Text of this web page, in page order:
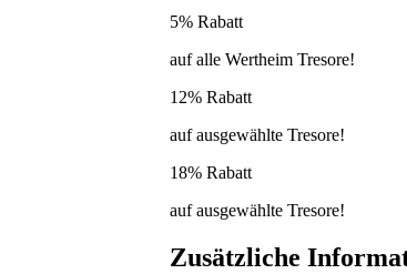
5% Rabatt
auf alle Wertheim Tresore!
12% Rabatt
auf ausgewählte Tresore!
18% Rabatt
auf ausgewählte Tresore!
Zusätzliche